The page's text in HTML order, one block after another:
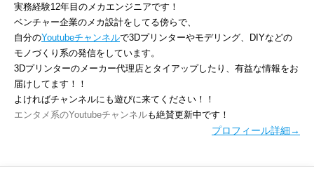
実務経験12年目のメカエンジニアです！
ベンチャー企業のメカ設計をしてる傍らで、
自分のYoutubeチャンネルで3Dプリンターやモデリング、DIYなどの
モノづくり系の発信をしています。
3Dプリンターのメーカー代理店とタイアップしたり、有益な情報をお
届けしてます！！
よければチャンネルにも遊びに来てください！！
エンタメ系のYoutubeチャンネルも絶賛更新中です！
プロフィール詳細→